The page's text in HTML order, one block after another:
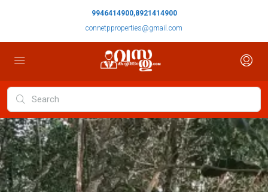
9946414900,8921414900
connetpproperties@gmail.com